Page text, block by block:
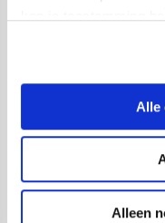
Alle
Alleen